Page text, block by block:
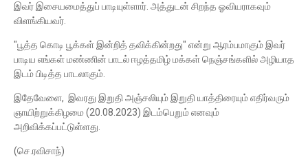
இவர் இசையமைத்துப் பாடியுள்ளார். அத்துடன் சிறந்த ஓவியராகவும்
விளங்கியவர்.
"பூத்த கொடி பூக்கள் இன்றித் தவிக்கின்றது" என்று ஆரம்பமாகும் இவர்
பாடிய எங்கள் மண்ணின் பாடல் ஈழத்தமிழ் மக்கள் நெஞ்சங்களில் அழியாத
இடம் பிடித்த பாடலாகும்.
இதேவேளை, இவரது இறுதி அஞ்சலியும் இறுதி யாத்திரையும் எதிர்வரும்
ஞாயிற்றுக்கிழமை (20.08.2023) இடம்பெறும் எனவும்
அறிவிக்கப்பட்டுள்ளது.
(செ.ரவிசாந்)